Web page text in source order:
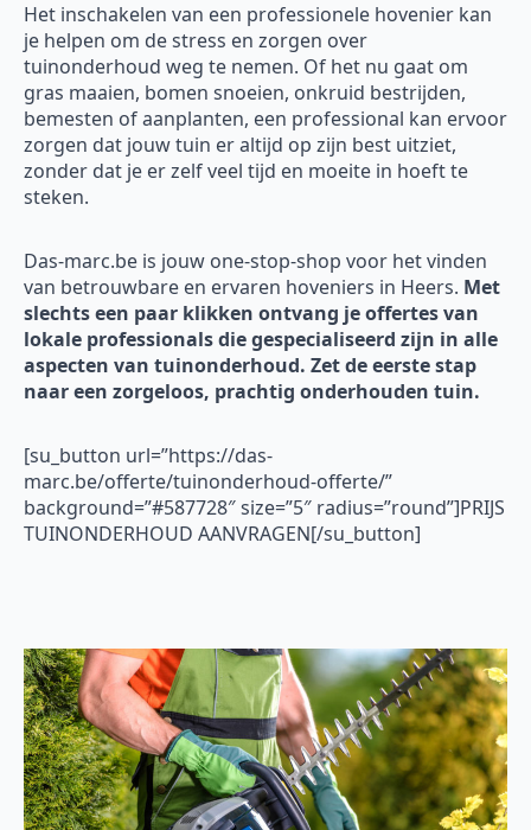
Het inschakelen van een professionele hovenier kan
je helpen om de stress en zorgen over
tuinonderhoud weg te nemen. Of het nu gaat om
gras maaien, bomen snoeien, onkruid bestrijden,
bemesten of aanplanten, een professional kan ervoor
zorgen dat jouw tuin er altijd op zijn best uitziet,
zonder dat je er zelf veel tijd en moeite in hoeft te
steken.
Das-marc.be is jouw one-stop-shop voor het vinden
van betrouwbare en ervaren hoveniers in Heers. Met
slechts een paar klikken ontvang je offertes van
lokale professionals die gespecialiseerd zijn in alle
aspecten van tuinonderhoud. Zet de eerste stap
naar een zorgeloos, prachtig onderhouden tuin.
[su_button url=”https://das-
marc.be/offerte/tuinonderhoud-offerte/”
background=”#587728″ size=”5″ radius=”round”]PRIJS
TUINONDERHOUD AANVRAGEN[/su_button]